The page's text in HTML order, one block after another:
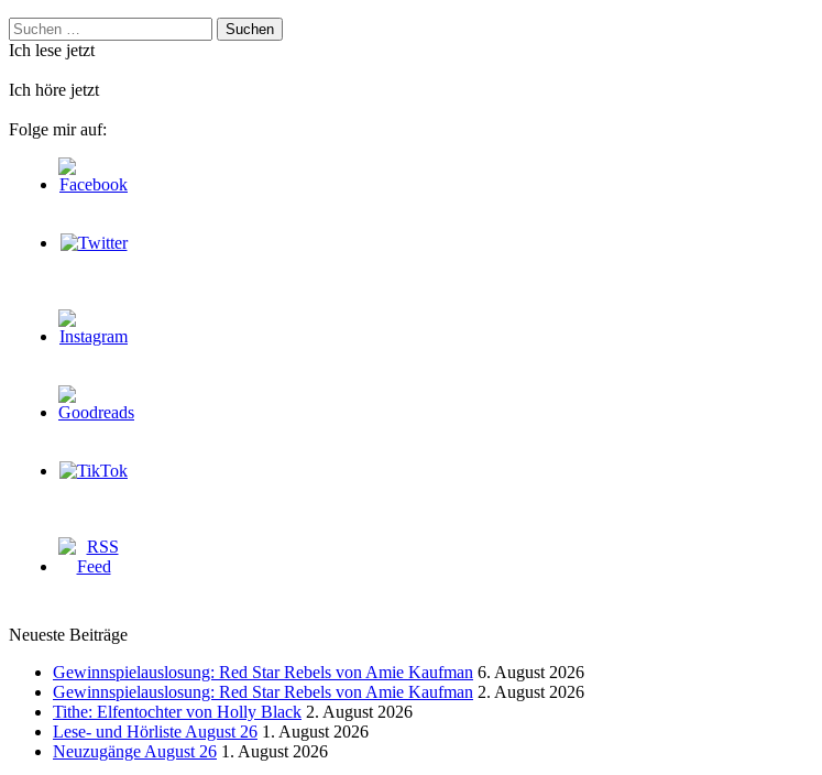
Suchen
nach:
Ich lese jetzt
Ich höre jetzt
Folge mir auf:
Neueste Beiträge
Gewinnspielauslosung: Red Star Rebels von Amie Kaufman 6. August 2026
Gewinnspielauslosung: Red Star Rebels von Amie Kaufman 2. August 2026
Tithe: Elfentochter von Holly Black 2. August 2026
Lese- und Hörliste August 26 1. August 2026
Neuzugänge August 26 1. August 2026